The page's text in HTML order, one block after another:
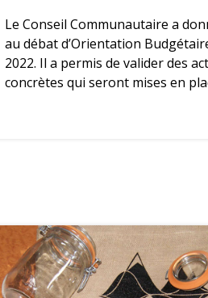
Le Conseil Communautaire a
au débat d’Orientation
2022. Il a permis de valider des
concrètes qui seront mises en